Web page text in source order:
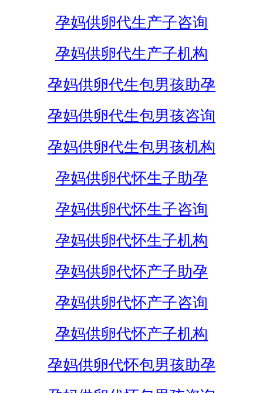
孕妈供卵代生产子咨询
孕妈供卵代生产子机构
孕妈供卵代生包男孩助孕
孕妈供卵代生包男孩咨询
孕妈供卵代生包男孩机构
孕妈供卵代怀生子助孕
孕妈供卵代怀生子咨询
孕妈供卵代怀生子机构
孕妈供卵代怀产子助孕
孕妈供卵代怀产子咨询
孕妈供卵代怀产子机构
孕妈供卵代怀包男孩助孕